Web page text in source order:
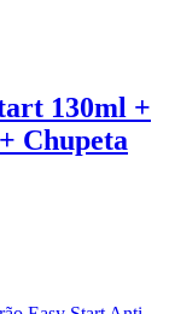
130ml +
Chupeta